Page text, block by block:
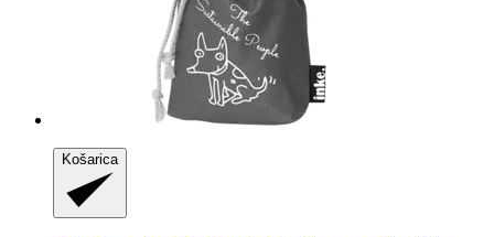
Košarica